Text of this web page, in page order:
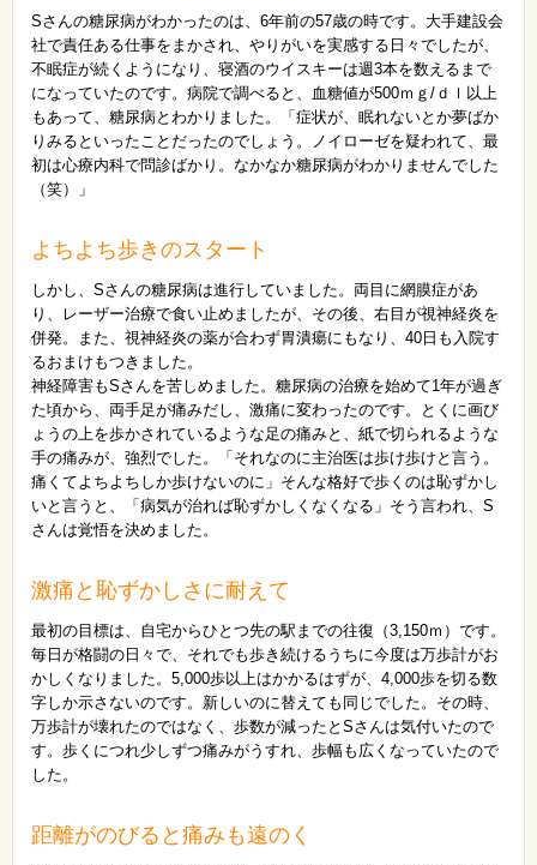
Sさんの糖尿病がわかったのは、6年前の57歳の時です。大手建設会
社で責任ある仕事をまかされ、やりがいを実感する日々でしたが、
不眠症が続くようになり、寝酒のウイスキーは週3本を数えるまで
になっていたのです。病院で調べると、血糖値が500ｍｇ/ｄｌ以上
もあって、糖尿病とわかりました。「症状が、眠れないとか夢ばか
りみるといったことだったのでしょう。ノイローゼを疑われて、最
初は心療内科で問診ばかり。なかなか糖尿病がわかりませんでした
（笑）」
よちよち歩きのスタート
しかし、Sさんの糖尿病は進行していました。両目に網膜症があ
り、レーザー治療で食い止めましたが、その後、右目が視神経炎を
併発。また、視神経炎の薬が合わず胃潰瘍にもなり、40日も入院す
るおまけもつきました。
神経障害もSさんを苦しめました。糖尿病の治療を始めて1年が過ぎ
た頃から、両手足が痛みだし、激痛に変わったのです。とくに画び
ょうの上を歩かされているような足の痛みと、紙で切られるような
手の痛みが、強烈でした。「それなのに主治医は歩け歩けと言う。
痛くてよちよちしか歩けないのに」そんな格好で歩くのは恥ずかし
いと言うと、「病気が治れば恥ずかしくなくなる」そう言われ、S
さんは覚悟を決めました。
激痛と恥ずかしさに耐えて
最初の目標は、自宅からひとつ先の駅までの往復（3,150ｍ）です。
毎日が格闘の日々で、それでも歩き続けるうちに今度は万歩計がお
かしくなりました。5,000歩以上はかかるはずが、4,000歩を切る数
字しか示さないのです。新しいのに替えても同じでした。その時、
万歩計が壊れたのではなく、歩数が減ったとSさんは気付いたので
す。歩くにつれ少しずつ痛みがうすれ、歩幅も広くなっていたので
した。
距離がのびると痛みも遠のく